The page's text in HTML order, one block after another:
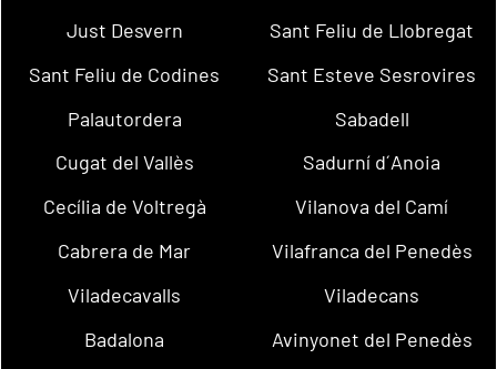
Just Desvern
Sant Feliu de Llobregat
Sant Feliu de Codines
Sant Esteve Sesrovires
Palautordera
Sabadell
Cugat del Vallès
Sadurní d´Anoia
Cecília de Voltregà
Vilanova del Camí
Cabrera de Mar
Vilafranca del Penedès
Viladecavalls
Viladecans
Badalona
Avinyonet del Penedès